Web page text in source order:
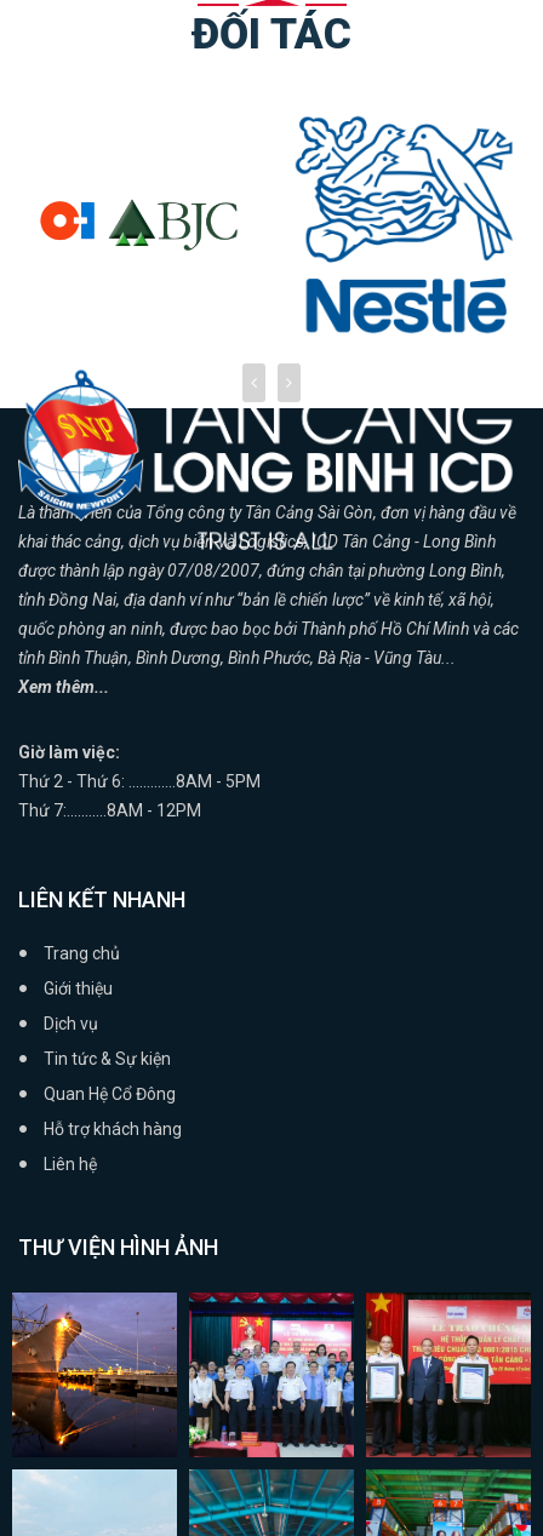
ĐỐI TÁC
Là thành viên của Tổng công ty Tân Cảng Sài Gòn, đơn vị hàng đầu về
khai thác cảng, dịch vụ biển và Logistics, ICD Tân Cảng - Long Bình
được thành lập ngày 07/08/2007, đứng chân tại phường Long Bình,
tỉnh Đồng Nai, địa danh ví như “bản lề chiến lược” về kinh tế, xã hội,
quốc phòng an ninh, được bao bọc bởi Thành phố Hồ Chí Minh và các
tỉnh Bình Thuận, Bình Dương, Bình Phước, Bà Rịa - Vũng Tàu...
Xem thêm...
Giờ làm việc:
Thứ 2 - Thứ 6: .............8AM - 5PM
Thứ 7:...........8AM - 12PM
LIÊN KẾT NHANH
Trang chủ
Giới thiệu
Dịch vụ
Tin tức & Sự kiện
Quan Hệ Cổ Đông
Hỗ trợ khách hàng
Liên hệ
THƯ VIỆN HÌNH ẢNH